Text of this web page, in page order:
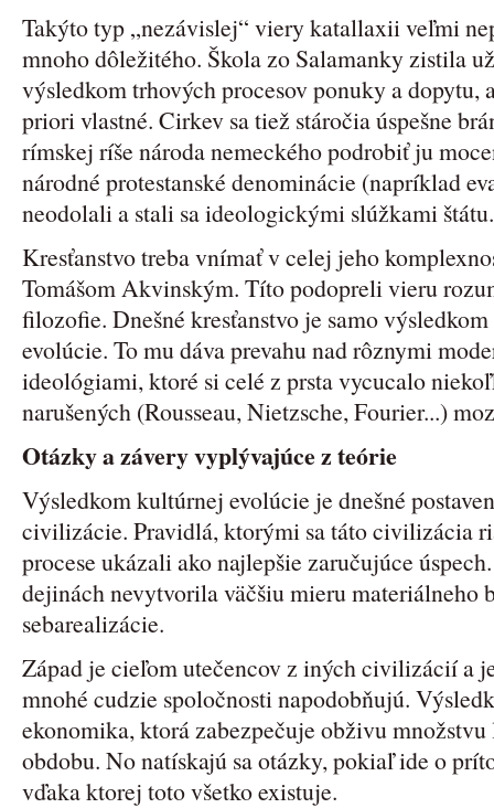
Takýto typ „nezávislej“ viery katallaxii veľmi
mnoho dôležitého. Škola zo Salamanky zistila
výsledkom trhových procesov ponuky a dopytu,
priori vlastné. Cirkev sa tiež stáročia úspešne
rímskej ríše národa nemeckého podrobiť ju
národné protestanské denominácie (napríklad
neodolali a stali sa ideologickými slúžkami štátu.
Kresťanstvo treba vnímať v celej jeho
Tomášom Akvinským. Títo podopreli vieru
filozofie. Dnešné kresťanstvo je samo
evolúcie. To mu dáva prevahu nad rôznymi
ideológiami, ktoré si celé z prsta vycucalo
narušených (Rousseau, Nietzsche, Fourier...)
Otázky a závery vyplývajúce z teórie
Výsledkom kultúrnej evolúcie je dnešné
civilizácie. Pravidlá, ktorými sa táto civilizácia
procese ukázali ako najlepšie zaručujúce
dejinách nevytvorila väčšiu mieru materiálneho
sebarealizácie.
Západ je cieľom utečencov z iných civilizácií a
mnohé cudzie spoločnosti napodobňujú.
ekonomika, ktorá zabezpečuje obživu
obdobu. No natískajú sa otázky, pokiaľ ide o
vďaka ktorej toto všetko existuje.